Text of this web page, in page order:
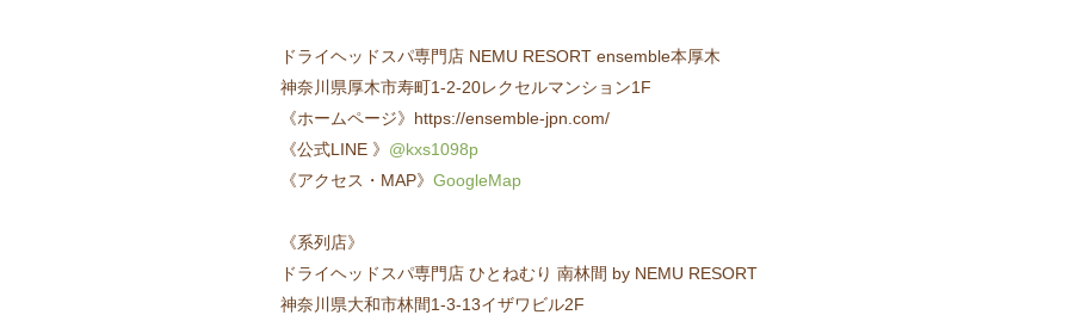
ドライヘッドスパ専門店 NEMU RESORT ensemble本厚木
神奈川県厚木市寿町1-2-20レクセルマンション1F
《ホームページ》https://ensemble-jpn.com/
《公式LINE 》 @kxs1098p
《アクセス・MAP》GoogleMap
《系列店》
ドライヘッドスパ専門店 ひとねむり 南林間 by NEMU RESORT
神奈川県大和市林間1-3-13イザワビル2F